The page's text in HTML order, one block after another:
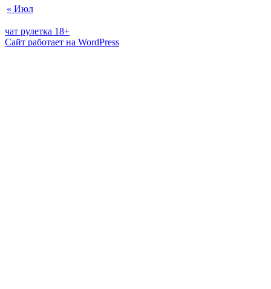
« Июл
чат рулетка 18+
Сайт работает на WordPress